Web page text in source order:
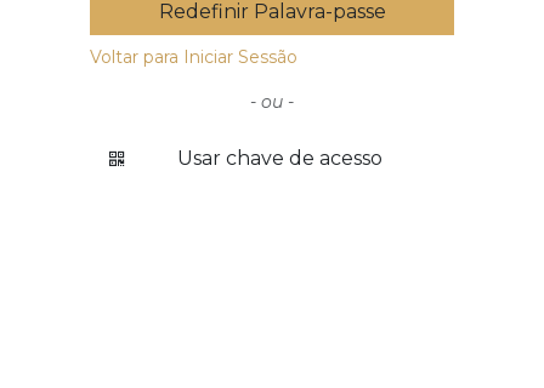
Redefinir Palavra-passe
Voltar para Iniciar Sessão
- ou -
Usar chave de acesso